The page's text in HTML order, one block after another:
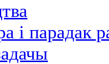
і парадак